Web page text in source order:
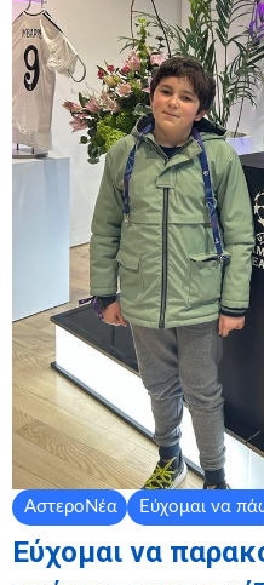
ΑστεροΝέα Εύχομαι να
Εύχομαι να